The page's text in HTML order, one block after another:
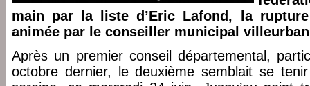
main par la liste d’Eric Lafond, la
animée par le conseiller municipal
Après un premier conseil départemental,
octobre dernier, le deuxième semblait se